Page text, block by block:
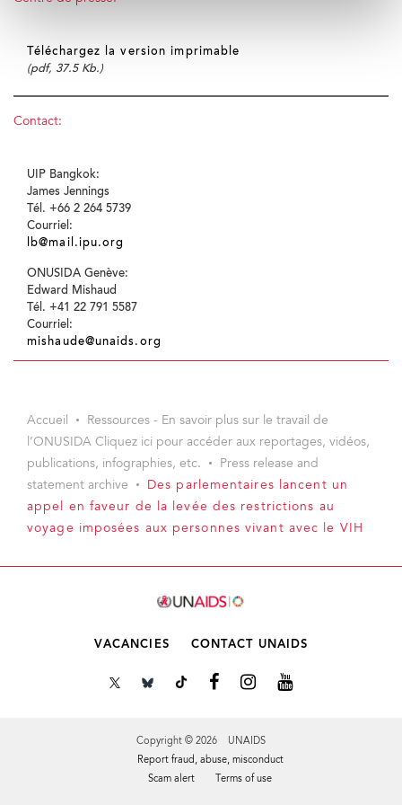
Téléchargez la version imprimable
(pdf, 37.5 Kb.)
Contact:
UIP Bangkok:
James Jennings
Tél. +66 2 264 5739
Courriel:
lb@mail.ipu.org
ONUSIDA Genève:
Edward Mishaud
Tél. +41 22 791 5587
Courriel:
mishaude@unaids.org
Accueil
Ressources - En savoir plus sur le travail de
l’ONUSIDA Cliquez ici pour accéder aux reportages, vidéos,
publications, infographies, etc.
Press release and
statement archive
Des parlementaires lancent un
appel en faveur de la levée des restrictions au
voyage imposées aux personnes vivant avec le VIH
VACANCIES CONTACT UNAIDS
Copyright © 2026 UNAIDS
Report fraud, abuse, misconduct
Scam alert
Terms of use